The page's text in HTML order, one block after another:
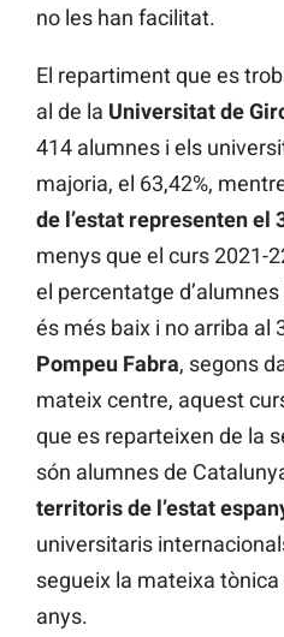
no les han facilitat.
El repartiment que es
al de la Universitat de
414 alumnes i els
majoria, el 63,42%,
de l’estat representen el
menys que el curs 2021-
el percentatge
és més baix i no arriba al
Pompeu Fabra, segons
mateix centre, aquest
que es reparteixen de la
són alumnes de
territoris de l’estat
universitaris
segueix la mateixa
anys.